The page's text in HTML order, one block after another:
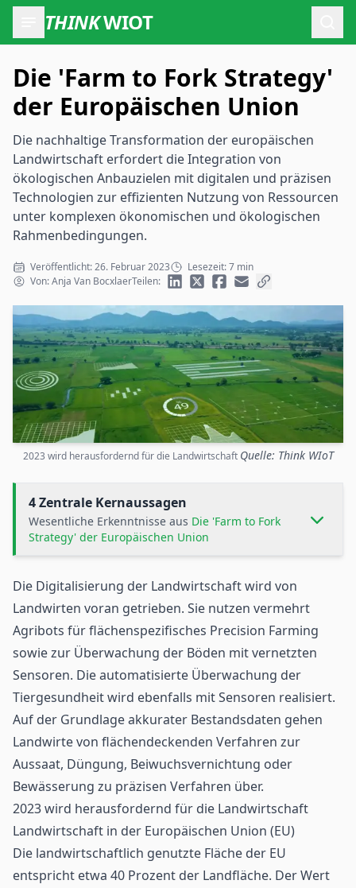
THINKWIOT
Die 'Farm to Fork Strategy'
der Europäischen Union
Die nachhaltige Transformation der europäischen
Landwirtschaft erfordert die Integration von
ökologischen Anbauzielen mit digitalen und präzisen
Technologien zur effizienten Nutzung von Ressourcen
unter komplexen ökonomischen und ökologischen
Rahmenbedingungen.
Veröffentlicht: 26. Februar 2023
Lesezeit: 7 min
Von: Anja Van BocxlaerTeilen:
2023 wird herausfordernd für die Landwirtschaft Quelle: Think WIoT
4 Zentrale Kernaussagen
Wesentliche Erkenntnisse aus Die 'Farm to Fork
Strategy' der Europäischen Union
Die Digitalisierung der Landwirtschaftwird von
Landwirten voran getrieben. Sie nutzen vermehrt
Agribots für flächenspezifisches Precision Farming
sowie zur Überwachung der Böden mit vernetzten
Sensoren. Die automatisierte Überwachung der
Tiergesundheit wird ebenfalls mit Sensoren realisiert.
Auf der Grundlage akkurater Bestandsdaten gehen
Landwirte von flächendeckenden Verfahren zur
Aussaat, Düngung, Beiwuchsvernichtung oder
Bewässerung zu präzisen Verfahren über.
2023 wird herausfordernd für die Landwirtschaft
Landwirtschaft in der Europäischen Union (EU)
Die landwirtschaftlich genutzte Fläche der EU
entspricht etwa 40 Prozent der Landfläche. Der Wert